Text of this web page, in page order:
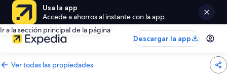
Usa la app
Accede a ahorros al instante con la app
Ir a la sección principal de la página
Descargar la app
Ver todas las propiedades